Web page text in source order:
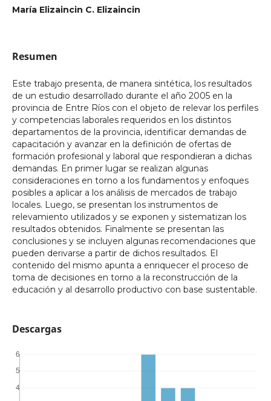
María Elizaincin C. Elizaincin
Resumen
Este trabajo presenta, de manera sintética, los resultados
de un estudio desarrollado durante el año 2005 en la
provincia de Entre Ríos con el objeto de relevar los perfiles
y competencias laborales requeridos en los distintos
departamentos de la provincia, identificar demandas de
capacitación y avanzar en la definición de ofertas de
formación profesional y laboral que respondieran a dichas
demandas. En primer lugar se realizan algunas
consideraciones en torno a los fundamentos y enfoques
posibles a aplicar a los análisis de mercados de trabajo
locales. Luego, se presentan los instrumentos de
relevamiento utilizados y se exponen y sistematizan los
resultados obtenidos. Finalmente se presentan las
conclusiones y se incluyen algunas recomendaciones que
pueden derivarse a partir de dichos resultados. El
contenido del mismo apunta a enriquecer el proceso de
toma de decisiones en torno a la reconstrucción de la
educación y al desarrollo productivo con base sustentable.
Descargas